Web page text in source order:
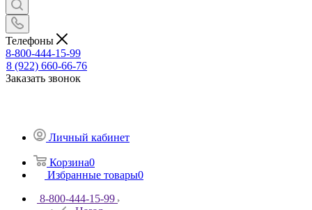
Телефоны
8-800-444-15-99
8 (922) 660-66-76
Заказать звонок
Личный кабинет
Корзина0
Избранные товары0
8-800-444-15-99